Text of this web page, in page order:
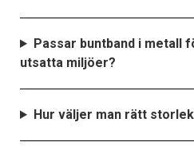
Passar buntband i metall
utsatta miljöer?
Hur väljer man rätt